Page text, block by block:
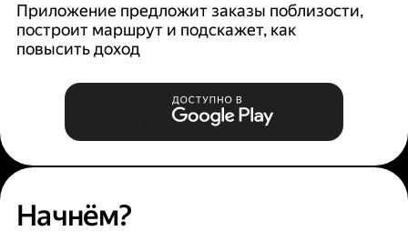
Приложение предложит заказы поблизости,
построит маршрут и подскажет, как
повысить доход
Начнём?